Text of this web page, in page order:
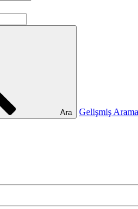
Ara Gelişmiş